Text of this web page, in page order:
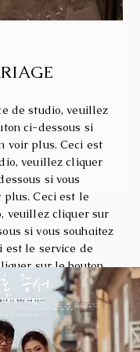
de studio, veuillez
ci-dessous si
voir plus. Ceci est
veuillez cliquer
si vous
plus. Ceci est le
veuillez cliquer sur
si vous souhaitez
est le service de
sur le bouton
souhaitez en voir
de studio,
le bouton ci-
en voir